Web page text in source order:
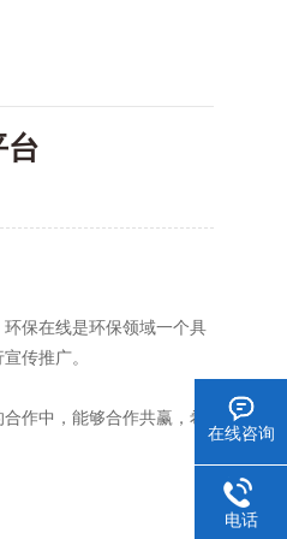
台
保在线是环保领域一个具
传推广。
作中，能够合作共赢，希
在线咨询
电话